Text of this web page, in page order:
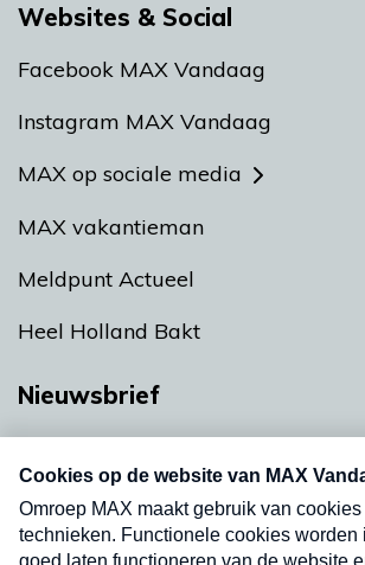
Websites & Social
Facebook MAX Vandaag
Instagram MAX Vandaag
MAX op sociale media
MAX vakantieman
Meldpunt Actueel
Heel Holland Bakt
Nieuwsbrief
nieuwsbrief. Elke vrijdag- en
uw mailbox.